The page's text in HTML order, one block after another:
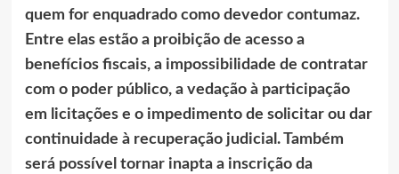
quem for enquadrado como devedor contumaz.
Entre elas estão a proibição de acesso a
benefícios fiscais, a impossibilidade de contratar
com o poder público, a vedação à participação
em licitações e o impedimento de solicitar ou dar
continuidade à recuperação judicial. Também
será possível tornar inapta a inscrição da